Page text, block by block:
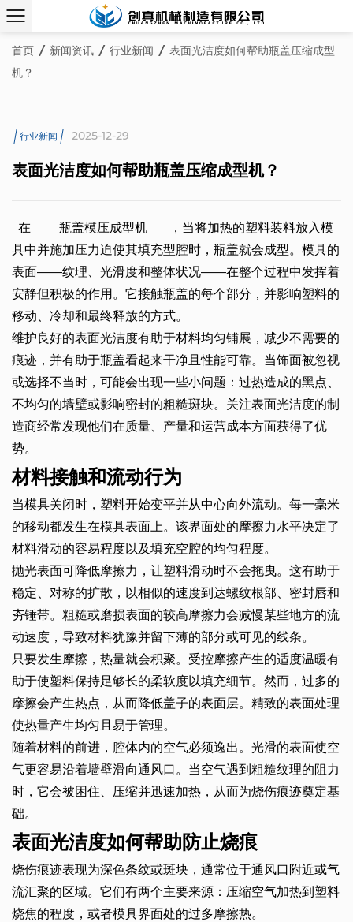
首页 / 新闻资讯 / 行业新闻 / 表面光洁度如何帮助瓶盖压缩成型
机？
行业新闻 2025-12-29
表面光洁度如何帮助瓶盖压缩成型机？
  在
    瓶盖模压成型机
  ，当将加热的塑料装料放入模
具中并施加压力迫使其填充型腔时，瓶盖就会成型。模具的
表面——纹理、光滑度和整体状况——在整个过程中发挥着
安静但积极的作用。它接触瓶盖的每个部分，并影响塑料的
移动、冷却和最终释放的方式。
维护良好的表面光洁度有助于材料均匀铺展，减少不需要的
痕迹，并有助于瓶盖看起来干净且性能可靠。当饰面被忽视
或选择不当时，可能会出现一些小问题：过热造成的黑点、
不均匀的墙壁或影响密封的粗糙斑块。关注表面光洁度的制
造商经常发现他们在质量、产量和运营成本方面获得了优
势。
材料接触和流动行为
当模具关闭时，塑料开始变平并从中心向外流动。每一毫米
的移动都发生在模具表面上。该界面处的摩擦力水平决定了
材料滑动的容易程度以及填充空腔的均匀程度。
抛光表面可降低摩擦力，让塑料滑动时不会拖曳。这有助于
稳定、对称的扩散，以相似的速度到达螺纹根部、密封唇和
夯锤带。粗糙或磨损表面的较高摩擦力会减慢某些地方的流
动速度，导致材料犹豫并留下薄的部分或可见的线条。
只要发生摩擦，热量就会积聚。受控摩擦产生的适度温暖有
助于使塑料保持足够长的柔软度以填充细节。然而，过多的
摩擦会产生热点，从而降低盖子的表面层。精致的表面处理
使热量产生均匀且易于管理。
随着材料的前进，腔体内的空气必须逸出。光滑的表面使空
气更容易沿着墙壁滑向通风口。当空气遇到粗糙纹理的阻力
时，它会被困住、压缩并迅速加热，从而为烧伤痕迹奠定基
础。
表面光洁度如何帮助防止烧痕
烧伤痕迹表现为深色条纹或斑块，通常位于通风口附近或气
流汇聚的区域。它们有两个主要来源：压缩空气加热到塑料
烧焦的程度，或者模具界面处的过多摩擦热。